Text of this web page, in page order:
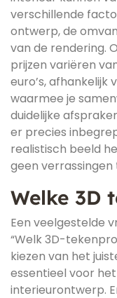
verschillende
ontwerp, de
van de rendering.
prijzen variëren
euro’s,
waarmee je
duidelijke
er precies
realistisch beeld
geen
Welke 3D
Een veelgestelde
“Welk 3D-
kiezen van het
essentieel voor
interieurontwerp.